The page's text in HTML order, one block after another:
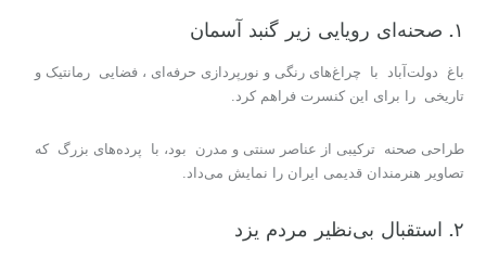
۱. صحنه‌ای رویایی زیر گنبد آسمان
باغ دولت‌آباد با چراغ‌های رنگی و نورپردازی حرفه‌ای ، فضایی رمانتیک و
تاریخی را برای این کنسرت فراهم کرد.
طراحی صحنه ترکیبی از عناصر سنتی و مدرن بود، با پرده‌های بزرگ که
تصاویر هنرمندان قدیمی ایران را نمایش می‌داد.
۲. استقبال بی‌نظیر مردم یزد